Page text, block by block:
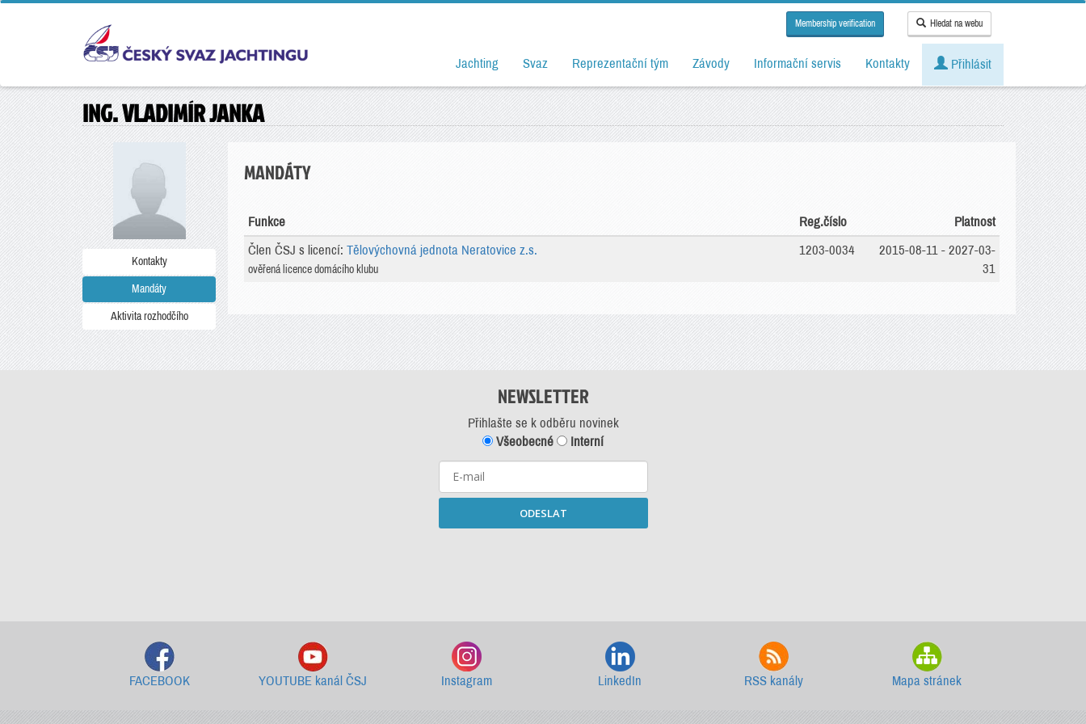
Membership verification Hledat na webu
Jachting Svaz Reprezentační tým Závody Informační servis Kontakty Přihlásit
ING. VLADIMÍR JANKA
Kontakty
Mandáty
Aktivita rozhodčího
MANDÁTY
Funkce Reg.číslo Platnost
Člen ČSJ s licencí: Tělovýchovná jednota Neratovice z.s.
ověřená licence domácího klubu
1203-0034
2015-08-11 - 2027-03-
31
NEWSLETTER
Přihlašte se k odběru novinek
Všeobecné
Interní
ODESLAT
FACEBOOK YOUTUBE kanál ČSJ Instagram LinkedIn RSS kanály Mapa stránek